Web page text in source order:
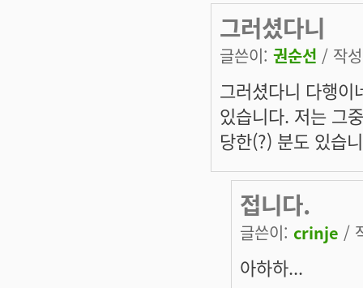
그러셨다니
글쓴이: 권순선 / 작
그러셨다니 다행
있습니다. 저는 그
당한(?) 분도 있습
접니다.
글쓴이: crinje /
아하하...